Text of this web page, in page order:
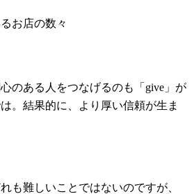
お店の数々
のある人をつなげるのも「give」が
。結果的に、より 厚い信頼が生ま
も難しいことではないのですが、